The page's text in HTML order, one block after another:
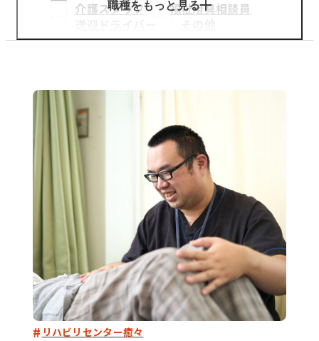
募集職種
お知らせ
ENTRY
介護スタッフ
福祉用具相談員
職種をもっと見る
リハビリセンター癒々